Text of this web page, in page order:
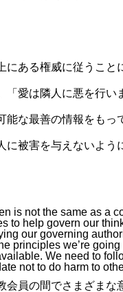
にある権威に従うこ
「愛は隣人に悪を行
能な最善の情報をも
に被害を与えないよ
is not the same as a
to help govern our
our governing
principles we’re
We need to
not to do harm to
会員の間でさまざま